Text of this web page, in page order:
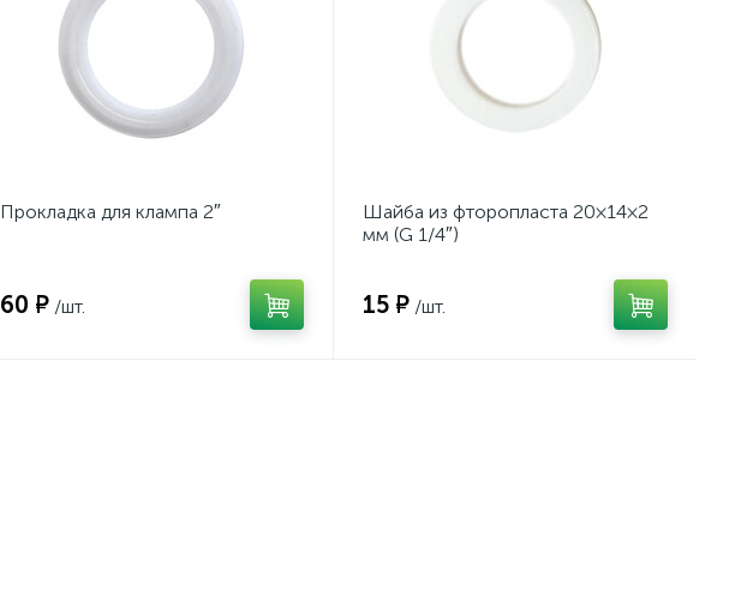
Прокладка для клампа 2″
60 ₽ /шт.
Шайба из фторопласта 20×14×2
мм (G 1/4″)
15 ₽ /шт.